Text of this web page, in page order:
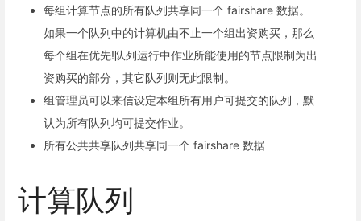
每组计算节点的所有队列共享同一个 fairshare 数据。
如果一个队列中的计算机由不止一个组出资购买，那么
每个组在优先!队列运行中作业所能使用的节点限制为出
资购买的部分，其它队列则无此限制。
组管理员可以来信设定本组所有用户可提交的队列，默
认为所有队列均可提交作业。
所有公共共享队列共享同一个 fairshare 数据
计算队列